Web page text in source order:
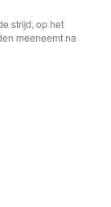
strijd, op het
meeneemt na